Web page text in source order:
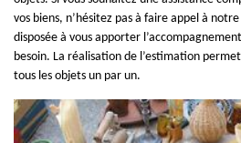
vos biens, n’hésitez pas à faire appel à
disposée à vous apporter
besoin. La réalisation de l’estimation
tous les objets un par un.